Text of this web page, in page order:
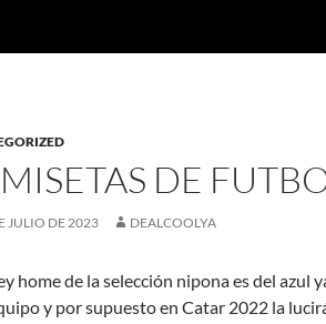
DE
JULIO DE 2023 DEALCOOLYA
home de la selección nipona es del azul
y por supuesto en Catar 2022 la